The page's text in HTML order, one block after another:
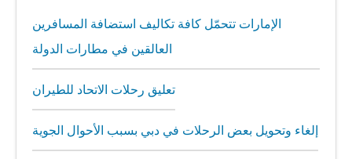
الإمارات تتحمّل كافة تكاليف استضافة المسافرين
العالقين في مطارات الدولة
تعليق رحلات الاتحاد للطيران
إلغاء وتحويل بعض الرحلات في دبي بسبب الأحوال الجوية